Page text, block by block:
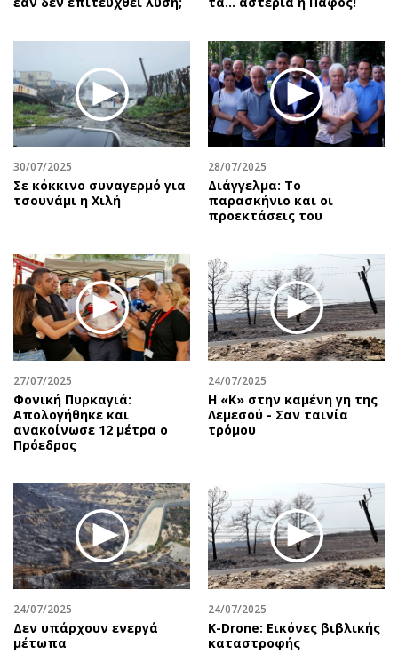
30/07/2025
Σε κόκκινο συναγερμό για
τσουνάμι η Χιλή
28/07/2025
Διάγγελμα: Το
παρασκήνιο και οι
προεκτάσεις του
27/07/2025
Φονική Πυρκαγιά:
Απολογήθηκε και
ανακοίνωσε 12 μέτρα ο
Πρόεδρος
24/07/2025
Η «Κ» στην καμένη γη της
Λεμεσού - Σαν ταινία
τρόμου
24/07/2025
Δεν υπάρχουν ενεργά
μέτωπα
24/07/2025
Κ-Drone: Εικόνες βιβλικής
καταστροφής